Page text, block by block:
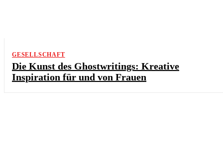
GESELLSCHAFT
Die Kunst des Ghostwritings: Kreative
Inspiration für und von Frauen